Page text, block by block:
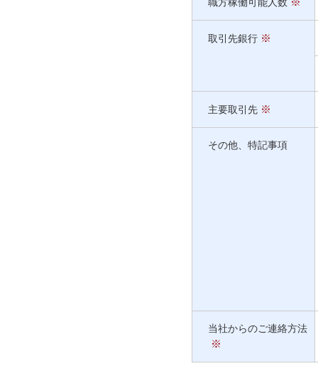
取引先銀行 ※
主要取引先 ※
その他、特記事項
当社からのご連絡方法
※